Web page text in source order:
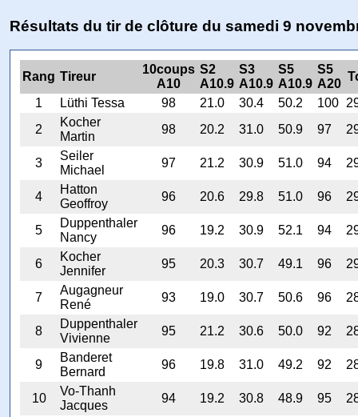
Résultats du tir de clôture du samedi 9
Rang Tireur
10coups
A10
S2
A10.9
S3
A10.9
S5
A10.9
S5
A20
1
Lüthi Tessa 98 21.0 30.4 50.2 100
2
Kocher
Martin
98 20.2 31.0 50.9 97
3
Seiler
Michael
97 21.2 30.9 51.0 94
4
Hatton
Geoffroy
96 20.6 29.8 51.0 96
5
Duppenthaler
Nancy
96 19.2 30.9 52.1 94
6
Kocher
Jennifer
95 20.3 30.7 49.1 96
7
Augagneur
René
93 19.0 30.7 50.6 96
8
Duppenthaler
Vivienne
95 21.2 30.6 50.0 92
9
Banderet
Bernard
96 19.8 31.0 49.2 92
10
Vo-Thanh
Jacques
94 19.2 30.8 48.9 95